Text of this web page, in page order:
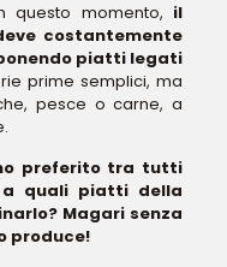
questo momento, il
costantemente
piatti legati
prime semplici, ma
pesce o carne, a
preferito tra tutti
quali piatti della
Magari senza
produce!